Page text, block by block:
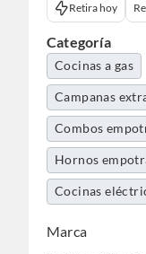
Retira hoy
Categoría
Cocinas a gas
Campanas
Combos
Hornos
Cocinas
Marca